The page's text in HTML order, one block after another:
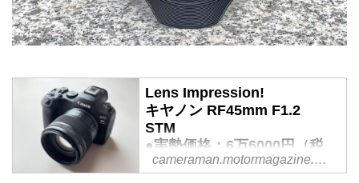
Lens Impression!
キヤノン RF45mm F1.2
STM
●実勢価格：6万6000円（税
込）
cameraman.motormagazine.co.jp